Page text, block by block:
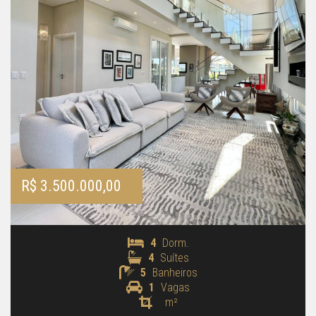
R$ 3.500.000,00
4
Dorm.
4 Suítes
5
Banheiros
1
Vagas
m²